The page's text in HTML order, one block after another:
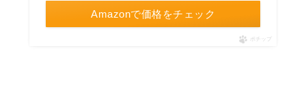
Amazonで価格をチェック
ポチップ